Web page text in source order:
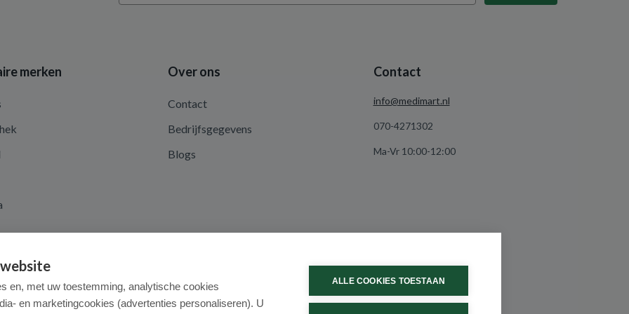
merken Over ons
Contact
Bedrijfsgegevens
Blogs
Contact
info@medimart.nl
070-4271302
Ma-Vr 10:00-12:00
en, met uw toestemming, analytische cookies
en marketingcookies (advertenties personaliseren). U
ALLE COOKIES TOESTAAN